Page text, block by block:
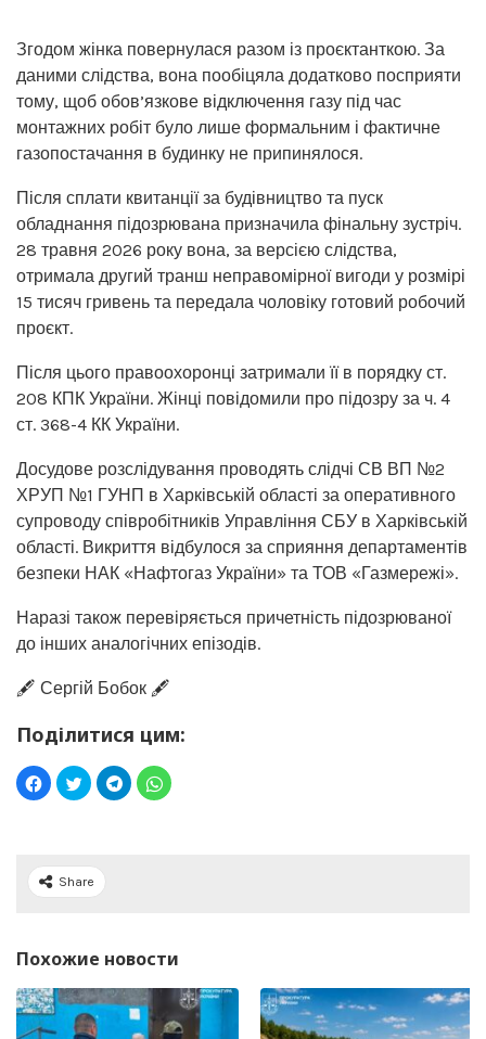
Згодом жінка повернулася разом із проєктанткою. За
даними слідства, вона пообіцяла додатково посприяти
тому, щоб обов’язкове відключення газу під час
монтажних робіт було лише формальним і фактичне
газопостачання в будинку не припинялося.
Після сплати квитанції за будівництво та пуск
обладнання підозрювана призначила фінальну зустріч.
28 травня 2026 року вона, за версією слідства,
отримала другий транш неправомірної вигоди у розмірі
15 тисяч гривень та передала чоловіку готовий робочий
проєкт.
Після цього правоохоронці затримали її в порядку ст.
208 КПК України. Жінці повідомили про підозру за ч. 4
ст. 368-4 КК України.
Досудове розслідування проводять слідчі СВ ВП №2
ХРУП №1 ГУНП в Харківській області за оперативного
супроводу співробітників Управління СБУ в Харківській
області. Викриття відбулося за сприяння департаментів
безпеки НАК «Нафтогаз України» та ТОВ «Газмережі».
Наразі також перевіряється причетність підозрюваної
до інших аналогічних епізодів.
🖋️ Сергій Бобок 🖋️
Поділитися цим:
Share
Похожие новости